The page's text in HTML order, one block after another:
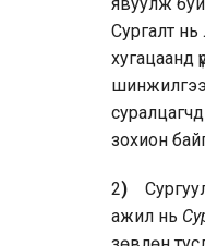
Сургалт
хугацаанд
шинжилгээ
зохион
2)
ажил нь